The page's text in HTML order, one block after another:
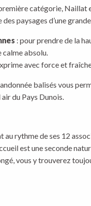
catégorie, Naillat
des paysages d’une
: pour prendre de la
calme absolu.
avec force et
balisés vous
du Pays Dunois.
au rythme de ses 12
est une seconde
vous y trouverez